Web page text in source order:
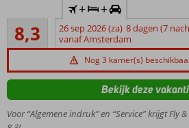
Kleinschalig
en sfeervol
Op
afstand
van
8,3
Zeer goed
16
beoordelingen
+ +
26 sep 2026 (za) 8 dagen (7
vanaf Amsterdam
Nog 3 kamer(s)
Voor “Algemene indruk” en “Service” krijgt Fly
Bekijk deze